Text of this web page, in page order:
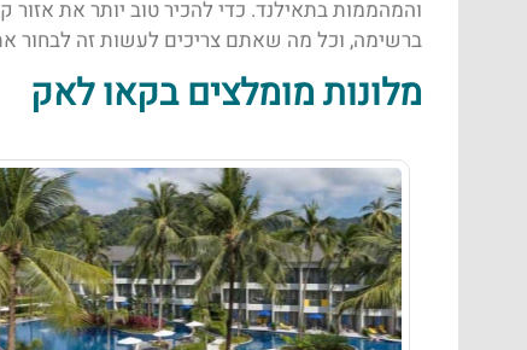
והמהממות בתאילנד. כדי להכיר טוב יותר את
ברשימה, וכל מה שאתם צריכים לעשות זה לבחור
מלונות מומלצים בקאו לאק